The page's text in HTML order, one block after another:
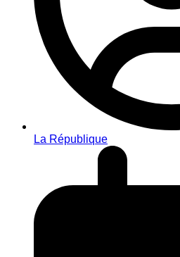
La République